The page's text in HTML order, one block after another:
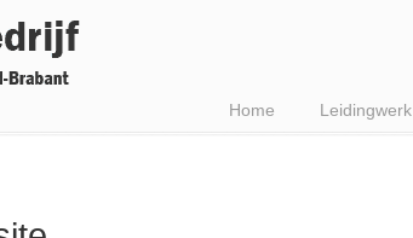
Home Leidingwerk